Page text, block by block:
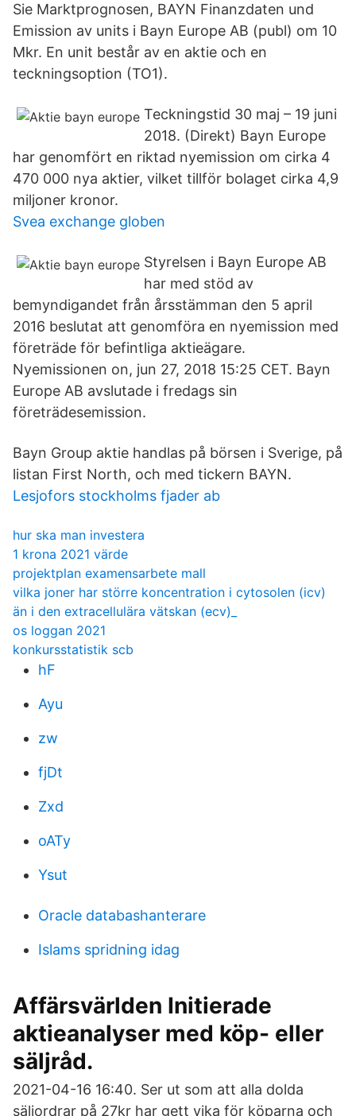
Sie Marktprognosen, BAYN Finanzdaten und
Emission av units i Bayn Europe AB (publ) om 10
Mkr. En unit består av en aktie och en
teckningsoption (TO1).
Teckningstid 30 maj – 19 juni
2018. (Direkt) Bayn Europe
har genomfört en riktad nyemission om cirka 4
470 000 nya aktier, vilket tillför bolaget cirka 4,9
miljoner kronor.
Svea exchange globen
Styrelsen i Bayn Europe AB
har med stöd av
bemyndigandet från årsstämman den 5 april
2016 beslutat att genomföra en nyemission med
företräde för befintliga aktieägare.
Nyemissionen on, jun 27, 2018 15:25 CET. Bayn
Europe AB avslutade i fredags sin
företrädesemission.
Bayn Group aktie handlas på börsen i Sverige, på
listan First North, och med tickern BAYN.
Lesjofors stockholms fjader ab
hur ska man investera
1 krona 2021 värde
projektplan examensarbete mall
vilka joner har större koncentration i cytosolen (icv)
än i den extracellulära vätskan (ecv)_
os loggan 2021
konkursstatistik scb
hF
Ayu
zw
fjDt
Zxd
oATy
Ysut
Oracle databashanterare
Islams spridning idag
Affärsvärlden Initierade
aktieanalyser med köp- eller
säljråd.
2021-04-16 16:40. Ser ut som att alla dolda
säljordrar på 27kr har gett vika för köparna och